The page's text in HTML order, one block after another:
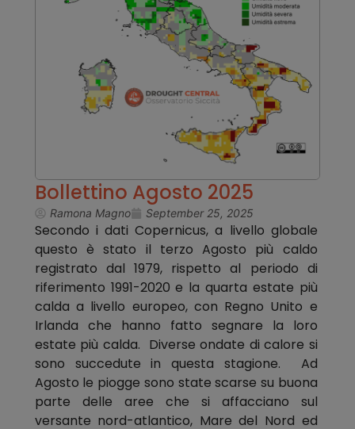
Bollettino Agosto 2025
Ramona Magno September 25, 2025
Secondo i dati Copernicus, a livello globale
questo è stato il terzo Agosto più caldo
registrato dal 1979, rispetto al periodo di
riferimento 1991-2020 e la quarta estate più
calda a livello europeo, con Regno Unito e
Irlanda che hanno fatto segnare la loro
estate più calda. Diverse ondate di calore si
sono succedute in questa stagione. Ad
Agosto le piogge sono state scarse su buona
parte delle aree che si affacciano sul
versante nord-atlantico, Mare del Nord ed